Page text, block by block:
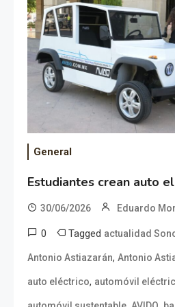
General
Estudiantes crean auto
30/06/2026 Eduardo
0 Tagged actualidad
Antonio Astiazarán, Antonio
auto eléctrico, automóvil